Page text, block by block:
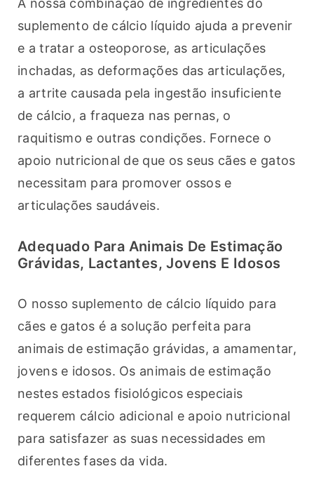
A nossa combinação de ingredientes do
suplemento de cálcio líquido ajuda a prevenir
e a tratar a osteoporose, as articulações
inchadas, as deformações das articulações,
a artrite causada pela ingestão insuficiente
de cálcio, a fraqueza nas pernas, o
raquitismo e outras condições. Fornece o
apoio nutricional de que os seus cães e gatos
necessitam para promover ossos e
articulações saudáveis.
Adequado Para Animais De Estimação
Grávidas, Lactantes, Jovens E Idosos
O nosso suplemento de cálcio líquido para
cães e gatos é a solução perfeita para
animais de estimação grávidas, a amamentar,
jovens e idosos. Os animais de estimação
nestes estados fisiológicos especiais
requerem cálcio adicional e apoio nutricional
para satisfazer as suas necessidades em
diferentes fases da vida.